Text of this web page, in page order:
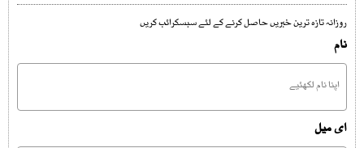
روزانہ تازہ ترین خبریں حاصل کرنے کے لئے سبسکرائب کریں
نام
ای میل